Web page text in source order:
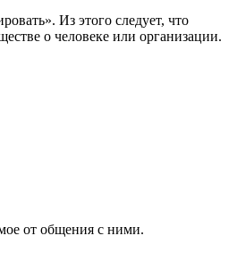
Из этого следует, что
о человеке или организации.
от общения с ними.